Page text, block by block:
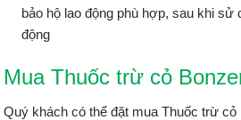
bảo hộ lao động phù hợp, sau khi
động
Mua Thuốc trừ cỏ
Quý khách có thể đặt mua Thuốc trừ